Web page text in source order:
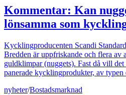
Kommentar: Kan
lönsamma som
Kycklingproducenten Scandi
Bredden är uppfriskande och flera av
guldklimpar (nuggets). Fast då vill
panerade kycklingprodukter, av
nyheter/Bostadsmarknad